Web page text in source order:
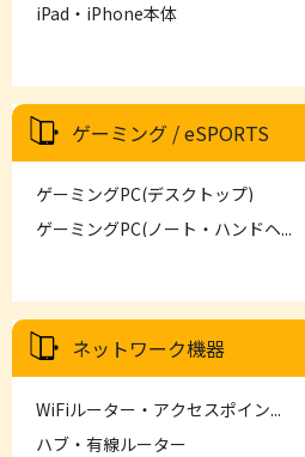
iPad・iPhone本体
ゲーミング / eSPORTS
ゲーミングPC(デスクトップ)
ゲーミングPC(ノート・ハンドヘ...
ネットワーク機器
WiFiルーター・アクセスポイン...
ハブ・有線ルーター